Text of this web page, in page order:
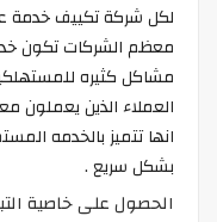
لكل شركة تكييف خدمة
معظم الشركات تكون
مشاكل كثيره
العملاء الذين يعملون
بشكل سريع .
الحصول على خاصية